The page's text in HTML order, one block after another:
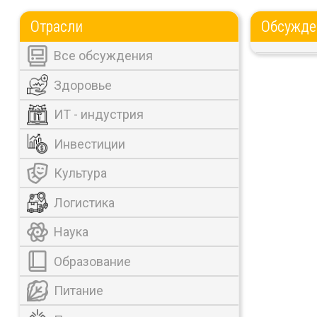
Отрасли
Все обсуждения
Здоровье
ИТ - индустрия
Инвестиции
Культура
Логистика
Наука
Образование
Питание